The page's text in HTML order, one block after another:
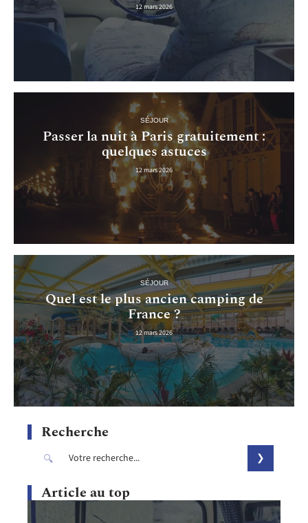
12 mars 2026
SÉJOUR
Passer la nuit à Paris gratuitement :
quelques astuces
12 mars 2026
SÉJOUR
Quel est le plus ancien camping de
France ?
12 mars 2026
Recherche
Article au top